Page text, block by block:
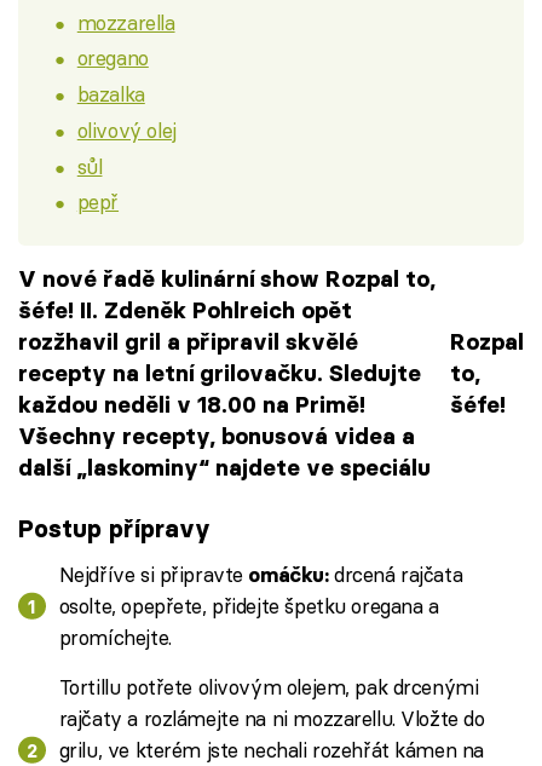
mozzarella
oregano
bazalka
olivový olej
sůl
pepř
V nové řadě kulinární show Rozpal to,
šéfe! II. Zdeněk Pohlreich opět
rozžhavil gril a připravil skvělé
recepty na letní grilovačku. Sledujte
každou neděli v 18.00 na Primě!
Všechny recepty, bonusová videa a
další „laskominy“ najdete ve speciálu
Rozpal
to,
šéfe!
Postup přípravy
Nejdříve si připravte omáčku:drcená rajčata
osolte, opepřete, přidejte špetku oregana a
promíchejte.
Tortillu potřete olivovým olejem, pak drcenými
rajčaty a rozlámejte na ni mozzarellu. Vložte do
grilu, ve kterém jste nechali rozehřát kámen na